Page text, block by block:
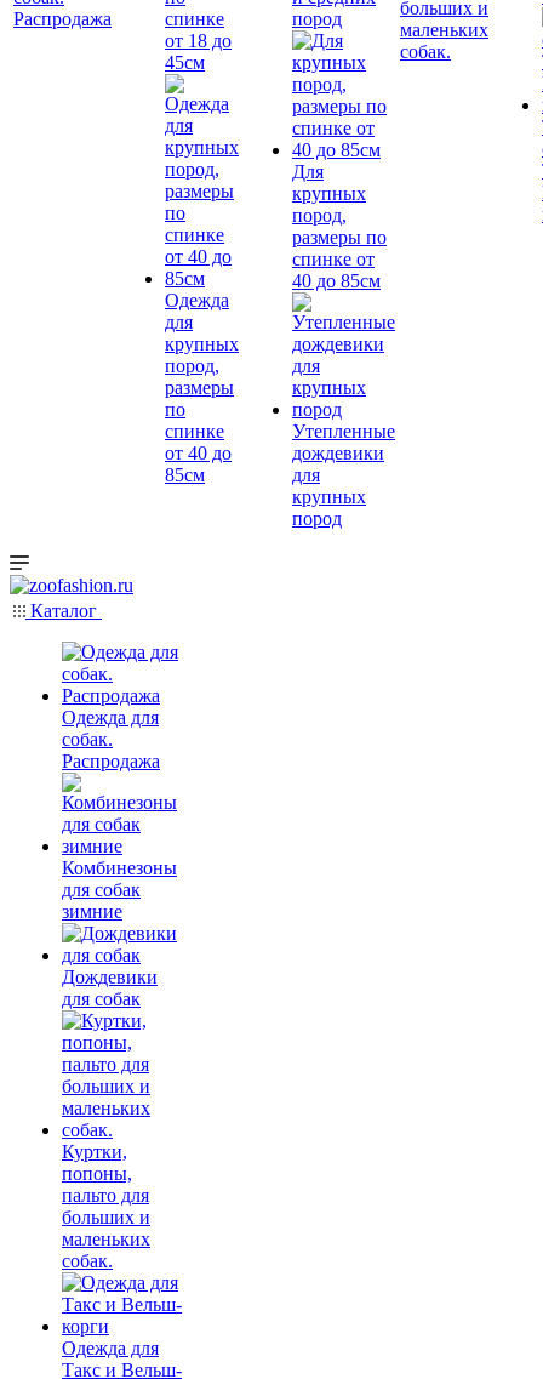
Распродажа
спинке
от 18 до
45см
Одежда
для
крупных
пород,
размеры
по
спинке
от 40 до
85см
пород
Для
крупных
пород,
размеры по
спинке от
40 до 85см
Утепленные
дождевики
для
крупных
пород
больших и
маленьких
собак.
Каталог
Одежда для
собак.
Распродажа
Комбинезоны
для собак
зимние
Дождевики
для собак
Куртки,
попоны,
пальто для
больших и
маленьких
собак.
Одежда для
Такс и Вельш-